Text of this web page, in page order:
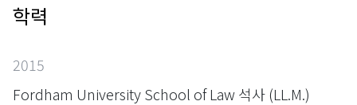
학력
2015
Fordham University School of Law 석사 (LL.M.)